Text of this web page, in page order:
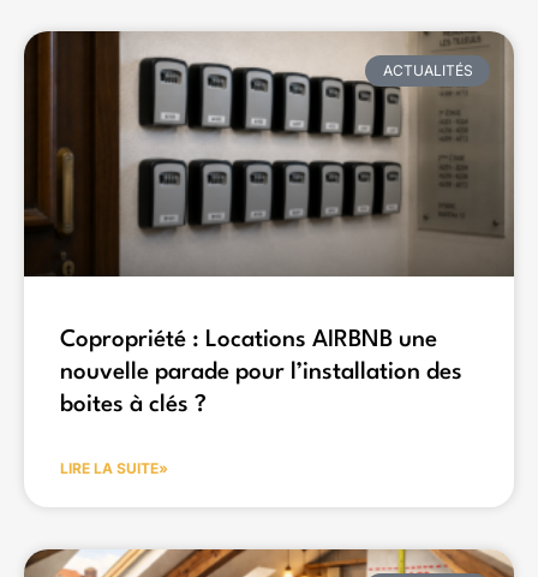
ACTUALITÉS
Copropriété : Locations AIRBNB une
nouvelle parade pour l’installation des
boites à clés ?
LIRE LA SUITE»